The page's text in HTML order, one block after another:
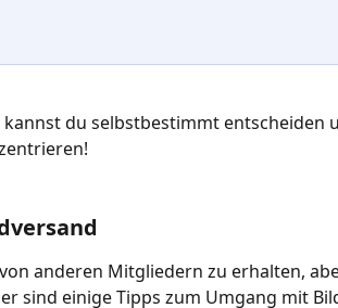
du selbstbestimmt entscheiden
anderen Mitgliedern zu erhalten,
sind einige Tipps zum Umgang mit